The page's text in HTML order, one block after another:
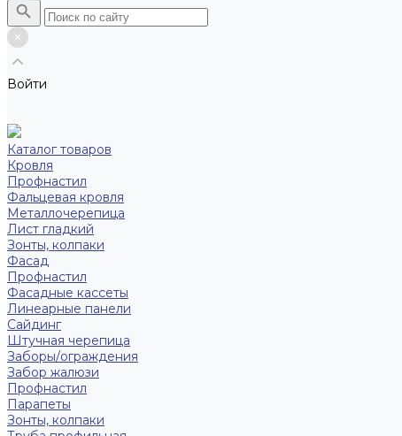
Войти
Каталог товаров
Кровля
Профнастил
Фальцевая кровля
Металлочерепица
Лист гладкий
Зонты, колпаки
Фасад
Профнастил
Фасадные кассеты
Линеарные панели
Сайдинг
Штучная черепица
Заборы/ограждения
Забор жалюзи
Профнастил
Парапеты
Зонты, колпаки